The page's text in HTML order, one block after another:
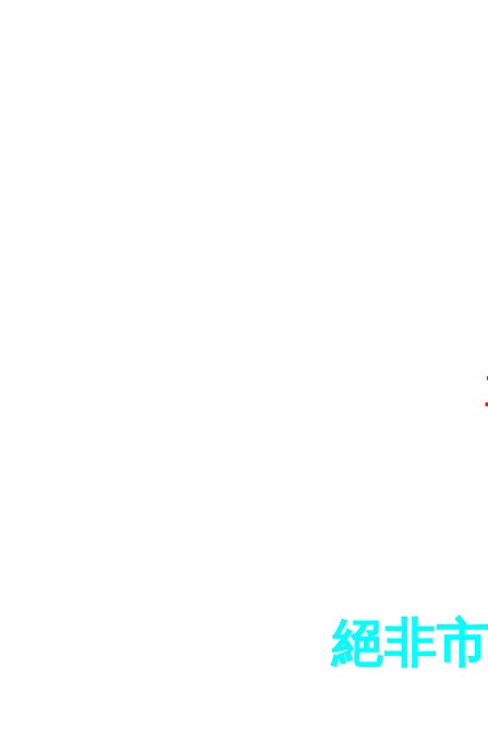
絕非